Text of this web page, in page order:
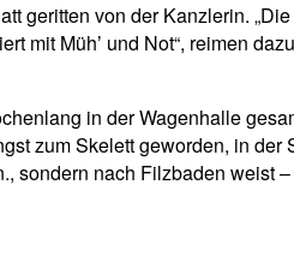
geritten von der Kanzlerin.
mit Mühʼ und Not“, reimen
in der Wagenhalle
zum Skelett geworden, in der
sondern nach Filzbaden weist